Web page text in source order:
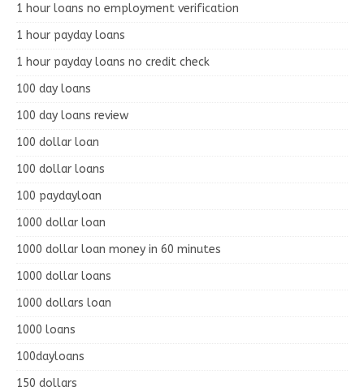
1 hour loans no employment verification
1 hour payday loans
1 hour payday loans no credit check
100 day loans
100 day loans review
100 dollar loan
100 dollar loans
100 paydayloan
1000 dollar loan
1000 dollar loan money in 60 minutes
1000 dollar loans
1000 dollars loan
1000 loans
100dayloans
150 dollars